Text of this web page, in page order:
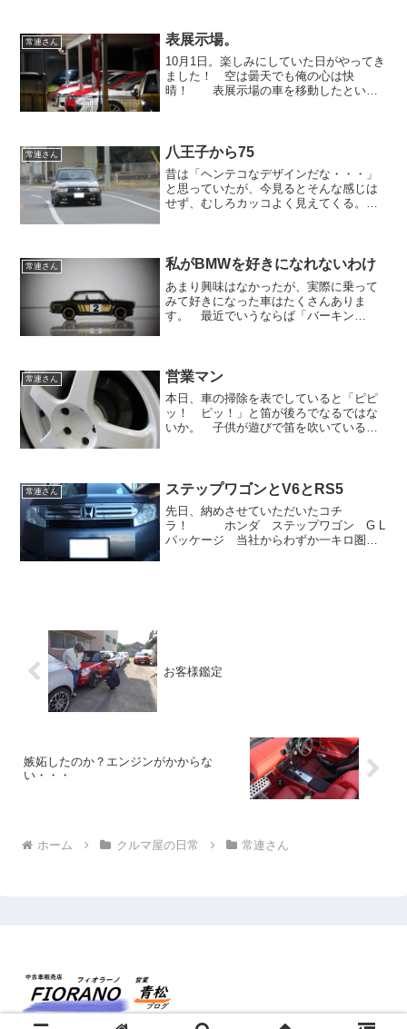
ることは非常に楽しい事で...
常連さん 表展示場。
10月1日。楽しみにしていた日がやってき
ました！ 空は曇天でも俺の心は快
晴！ 表展示場の車を移動したという
が・・・ ん？食材・・・じゃなく、
機...
常連さん 八王子から75
昔は「ヘンテコなデザインだな・・・」
と思っていたが、今見るとそんな感じは
せず、むしろカッコよく見えてくる。
とほぼ一緒。 人間...
常連さん 私がBMWを好きになれないわけ
あまり興味はなかったが、実際に乗って
みて好きになった車はたくさんありま
す。 最近でいうならば「バーキン
浴びる風、飛び石の音にビビりな...
常連さん 営業マン
本日、車の掃除を表でしていると「ピピ
ッ！ ピッ！」と笛が後ろでなるではな
いか。 子供が遊びで笛を吹いているの
て、米俵（１トン）をひっく...
常連さん ステップワゴンとV6とRS5
先日、納めさせていただいたコチ
ラ！ ホンダ ステップワゴン G L
パッケージ 当社からわずか一キロ圏内
お客様鑑定
嫉妬したのか？エンジンがかからな
い・・・
ホーム クルマ屋の日常 常連さん